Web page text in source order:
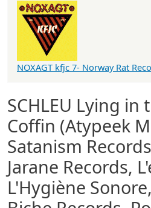
SCHLEU Lying in
Coffin (Atypeek
Satanism
Jarane Records,
L'Hygiène
NOXAGT kfjc 7- Norway Rat